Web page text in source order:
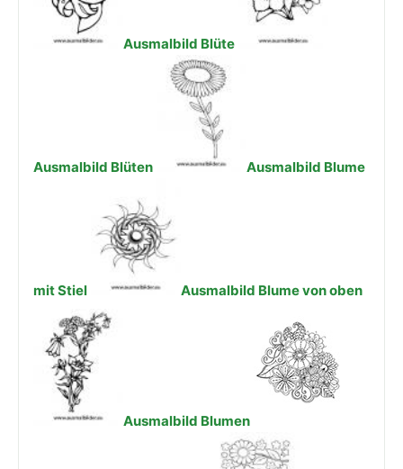
Ausmalbild Blüte
Ausmalbild Blüten Ausmalbild Blume
mit Stiel Ausmalbild Blume von oben
Ausmalbild Blumen